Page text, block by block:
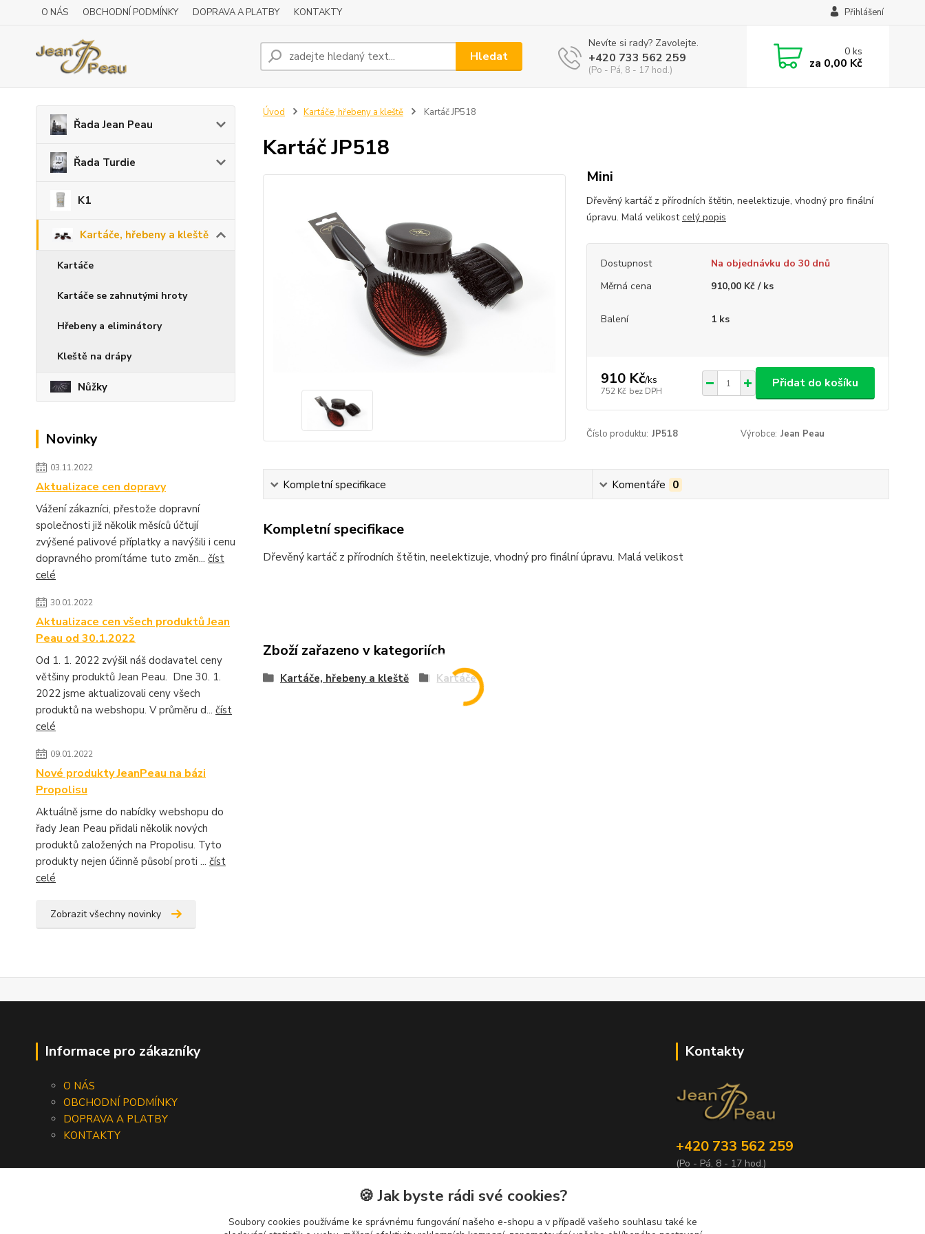
O NÁS OBCHODNÍ PODMÍNKY DOPRAVA A PLATBY KONTAKTY Přihlášení
Hledat
Nevíte si rady? Zavolejte.
+420 733 562 259
(Po - Pá, 8 - 17 hod.)
0ks
za 0,00 Kč
Řada Jean Peau
Řada Turdie
K1
Kartáče, hřebeny a kleště
Kartáče
Kartáče se zahnutými hroty
Hřebeny a eliminátory
Kleště na drápy
Nůžky
Novinky
03.11.2022
Aktualizace cen dopravy
Vážení zákazníci, přestože dopravní
společnosti již několik měsíců účtují
zvýšené palivové příplatky a navýšili i cenu
dopravného promítáme tuto změn... číst
celé
30.01.2022
Aktualizace cen všech produktů Jean
Peau od 30.1.2022
Od 1. 1. 2022 zvýšil náš dodavatel ceny
většiny produktů Jean Peau. Dne 30. 1.
2022 jsme aktualizovali ceny všech
produktů na webshopu. V průměru d... číst
celé
09.01.2022
Nové produkty JeanPeau na bázi
Propolisu
Aktuálně jsme do nabídky webshopu do
řady Jean Peau přidali několik nových
produktů založených na Propolisu. Tyto
produkty nejen účinně působí proti ... číst
celé
Zobrazit všechny novinky
Úvod Kartáče, hřebeny a kleště Kartáč JP518
Kartáč JP518
Mini
Dřevěný kartáč z přírodních štětin, neelektizuje, vhodný pro finální
úpravu. Malá velikostcelý popis
Dostupnost
Na objednávku do 30 dnů
Měrná cena
910,00 Kč / ks
Balení 1 ks
910 Kč/ks
752 Kč bez DPH
Přidat do košíku
Číslo produktu: JP518 Výrobce: Jean Peau
Kompletní specifikace Komentáře 0
Kompletní specifikace
Dřevěný kartáč z přírodních štětin, neelektizuje, vhodný pro finální úpravu. Malá velikost
Zboží zařazeno v kategoriích
Kartáče, hřebeny a kleště Kartáče
Informace pro zákazníky
O NÁS
OBCHODNÍ PODMÍNKY
DOPRAVA A PLATBY
KONTAKTY
Kontakty
+420 733 562 259
(Po - Pá, 8 - 17 hod.)
🍪 Jak byste rádi své cookies?
Soubory cookies používáme ke správnému fungování našeho e-shopu a v případě vašeho souhlasu také ke